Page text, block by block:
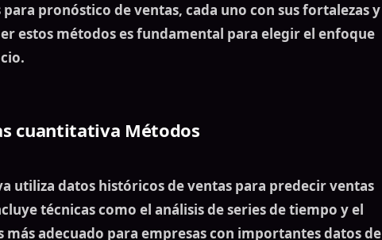
para pronóstico de ventas, cada uno con sus fortalezas y
estos métodos es fundamental para elegir el enfoque
cuantitativa Métodos
utiliza datos históricos de ventas para predecirventas
técnicas como el análisis de series de tiempo y el
más adecuado para empresas con importantesdatos de